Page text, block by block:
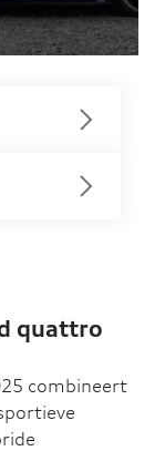
quattro
combineert